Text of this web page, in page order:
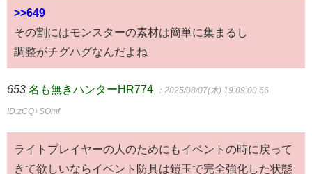
>>649
その割にはモンスターの素材は簡単に集まるし
調整がチグハグなんだよね
653 名も無きハンターHR774 ：2025/08/07(木) 19:09:00.66
ID:zCQ+SOmf
ライトプレイヤーの人のためにもイベントの時に戻って
きて欲しいならイベント防具は鎧玉で完全強化した状態